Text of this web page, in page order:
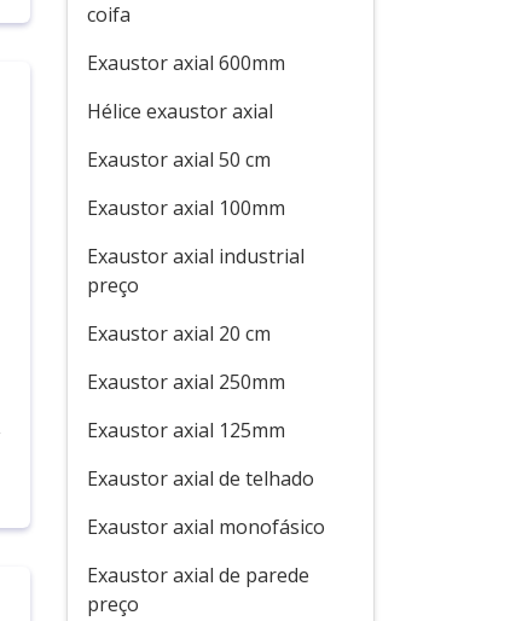
coifa
Exaustor axial 600mm
Hélice exaustor axial
Exaustor axial 50 cm
Exaustor axial 100mm
Exaustor axial industrial
preço
Exaustor axial 20 cm
Exaustor axial 250mm
Exaustor axial 125mm
Exaustor axial de telhado
Exaustor axial monofásico
Exaustor axial de parede
preço